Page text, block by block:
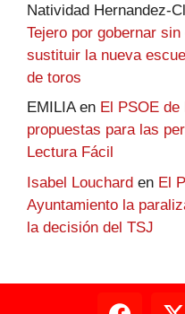
Natividad Hernandez-
Tejero por gobernar
sustituir la nueva
de toros
EMILIAen El PSOE
propuestas para las
Lectura Fácil
Isabel Louchard en El
Ayuntamiento la
la decisión del TSJ